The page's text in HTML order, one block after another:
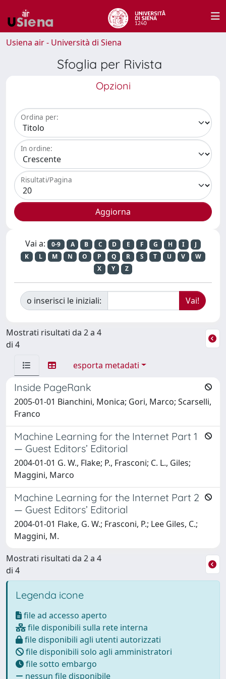
Usiena air - Università di Siena
Sfoglia per Rivista
Opzioni
Ordina per:
In ordine:
Risultati/Pagina
Vai a: 0-9 A B C D E F G H I
J
K
L M N O P Q R S T U V
W
X
Y Z
o inserisci le iniziali:
Mostrati risultati da 2 a 4
di 4
esporta metadati
Inside PageRank
2005-01-01 Bianchini, Monica; Gori, Marco; Scarselli,
Franco
Machine Learning for the Internet Part 1
— Guest Editors’ Editorial
2004-01-01 G. W., Flake; P., Frasconi; C. L., Giles;
Maggini, Marco
Machine Learning for the Internet Part 2
— Guest Editors’ Editorial
2004-01-01 Flake, G. W.; Frasconi, P.; Lee Giles, C.;
Maggini, M.
Mostrati risultati da 2 a 4
di 4
Legenda icone
file ad accesso aperto
file disponibili sulla rete interna
file disponibili agli utenti autorizzati
file disponibili solo agli amministratori
file sotto embargo
nessun file disponibile